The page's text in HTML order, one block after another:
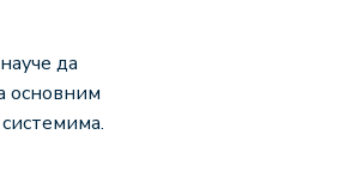
да
основним